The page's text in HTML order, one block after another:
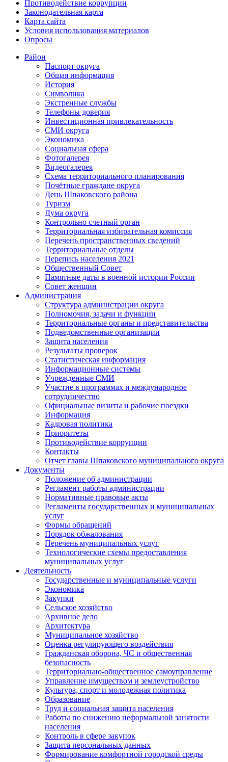
Противодействие коррупции
Законодательная карта
Карта сайта
Условия использования материалов
Опросы
Район
Паспорт округа
Общая информация
История
Символика
Экстренные службы
Телефоны доверия
Инвестиционная привлекательность
СМИ округа
Экономика
Социальная сфера
Фотогалерея
Видеогалерея
Схема территориального планирования
Почётные граждане округа
День Шпаковского района
Туризм
Дума округа
Контрольно счетный орган
Территориальная избирательная комиссия
Перечень пространственных сведений
Территориальные отделы
Перепись населения 2021
Общественный Совет
Памятные даты в военной истории России
Совет женщин
Администрация
Структура администрации округа
Полномочия, задачи и функции
Территориальные органы и представительства
Подведомственные организации
Защита населения
Результаты проверок
Статистическая информация
Информационные системы
Учрежденные СМИ
Участие в программах и международное
сотрудничество
Официальные визиты и рабочие поездки
Информация
Кадровая политика
Приоритеты
Противодействие коррупции
Контакты
Отчет главы Шпаковского муниципального округа
Документы
Положение об администрации
Регламент работы администрации
Нормативные правовые акты
Регламенты государственных и муниципальных
услуг
Формы обращений
Порядок обжалования
Перечень муниципальных услуг
Технологические схемы предоставления
муниципальных услуг
Деятельность
Государственные и муниципальные услуги
Экономика
Закупки
Сельское хозяйство
Архивное дело
Архитектура
Муниципальное хозяйство
Оценка регулирующего воздействия
Гражданская оборона, ЧС и общественная
безопасность
Территориально-общественное самоуправление
Управление имуществом и землеустройство
Культура, спорт и молодежная политика
Образование
Труд и социальная защита населения
Работы по снижению неформальной занятости
населения
Контроль в сфере закупок
Защита персональных данных
Формирование комфортной городской среды